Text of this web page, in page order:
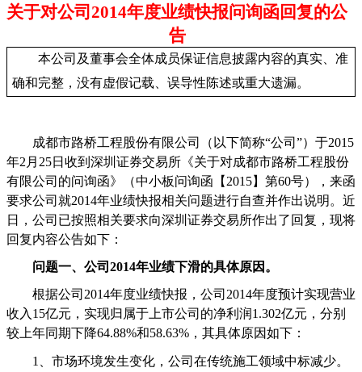
关于对公司2014年度业绩快报问询函回复的公
告
本公司及董事会全体成员保证信息披露内容的真实、准
确和完整，没有虚假记载、误导性陈述或重大遗漏。
成都市路桥工程股份有限公司（以下简称“公司”）于2015
年2 月 25日收到深圳证券交易所《关于对成都市路桥工程股份
有限公司的问询函》（中小板问询函【 2015】第60号），来函
要求公司就2014年业绩快报相关问题进行自查并作出说明。近
日，公司已按照相关要求向深圳证券交易所作出了回复，现将
回复内容公告如下：
问题一、公司2014年业绩下滑的具体原因。
根据公司 2014年度业绩快报，公司 2014年度预计实现营业
收入 15亿元，实现归属于上市公司的净利润1.302亿元，分别
较上年同期下降64.88%和58.63% ，其具体原因如下：
1
、市场环境发生变化，公司在传统施工领域中标减少。